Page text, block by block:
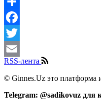
Share
Facebook
Twitter
Email
RSS-лента
© Ginnes.Uz это платформа
Telegram: @sadikovuz для